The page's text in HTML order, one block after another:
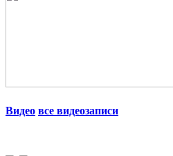
Видео все видеозаписи